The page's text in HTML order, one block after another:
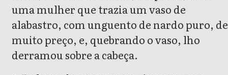
uma mulher que trazia um vaso de
alabastro, com unguento de nardo puro, de
muito preço, e, quebrando o vaso, lho
derramou sobre a cabeça.